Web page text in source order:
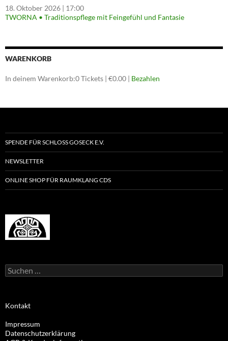
18. Oktober 2026 | 17:00
TWORNA • Traditionspflege mit Feingefühl und Fantasie
WARENKORB
In deinem Warenkorb:0Tickets | €0.00 | Bezahlen
SPENDE FÜR SCHLOSS GOSECK E.V.
NEWSLETTER
ONLINE SHOP FÜR RAUMKLANG CDS
Suchen
nach:
Kontakt
Impressum
Datenschutzerklärung